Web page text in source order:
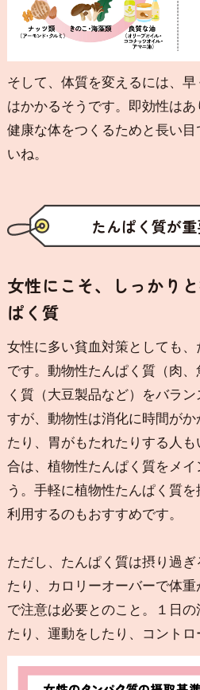
そして、体質を変えるには、
はかかるそうです。即効性は
健康な体をつくるためと長い
いね。
たんぱく質が
女性にこそ、しっかり
ぱく質
女性に多い貧血対策としても
です。動物性たんぱく質（肉
く質（大豆製品など）をバラ
すが、動物性は消化に時間が
たり、胃がもたれたりする人
合は、植物性たんぱく質をメイ
う。手軽に植物性たんぱく質
利用するのもおすすめです。
ただし、たんぱく質は摂り過
たり、カロリーオーバーで体
で注意は必要とのこと。１日
たり、運動をしたり、コントロ